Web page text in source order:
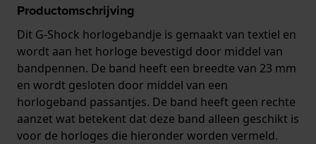
Productomschrijving
Dit G-Shock horlogebandje is gemaakt van textiel en
wordt aan het horloge bevestigd door middel van
bandpennen. De band heeft een breedte van 23 mm
en wordt gesloten door middel van een
horlogeband passantjes. De band heeft geen rechte
aanzet wat betekent dat deze band alleen geschikt is
voor de horloges die hieronder worden vermeld.